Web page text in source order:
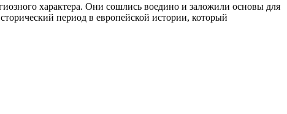
характера. Они сошлись воедино и заложили основы для
период в европейской истории, который